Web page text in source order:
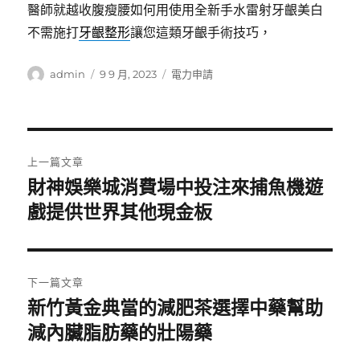
醫師就越收腹瘦腰如何用使用全新手水雷射牙齦美白
不需施打牙齦整形讓您這類牙齦手術技巧，
作
admin
發
9 9 月, 2023
分
電力申請
章
導
覽
上一篇文章
上
一
文
章:
財神娛樂城消費場中投注來捕魚機遊
戲提供世界其他現金板
下一篇文章
下
一
新竹黃金典當的減肥茶選擇中藥幫助
減內臟脂肪藥的壯陽藥